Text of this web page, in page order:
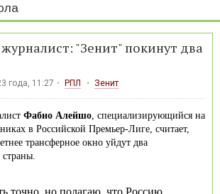
"Зенит" покинут два
года, 11:27 РПЛ Зенит
Фабио Алейшо , специализирующийся на
в Российской Премьер-Лиге, считает,
трансферное окно уйдут два
точно, но полагаю, что Россию